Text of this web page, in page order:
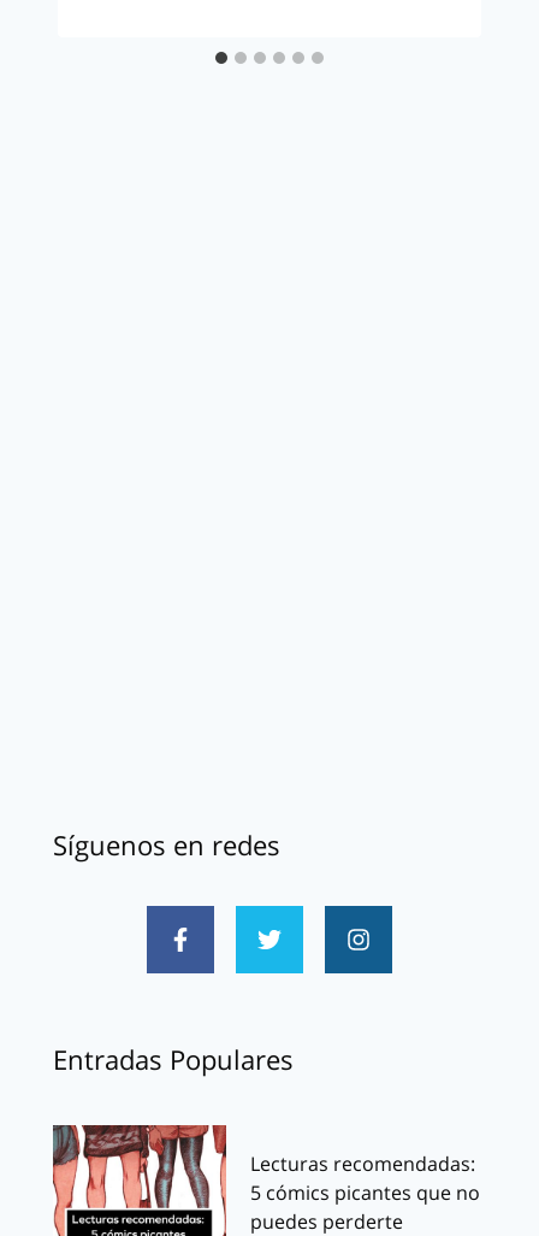
Síguenos en redes
Entradas Populares
Lecturas recomendadas:
5 cómics picantes que no
puedes perderte